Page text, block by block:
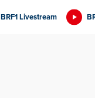
BRF1 Livestream